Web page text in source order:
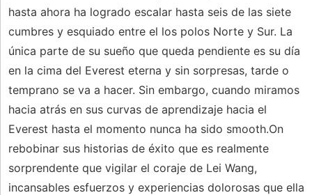
hasta ahora ha logrado escalar hasta seis de las siete
cumbres y esquiado entre el los polos Norte y Sur. La
única parte de su sueño que queda pendiente es su día
en la cima del Everest eterna y sin sorpresas, tarde o
temprano se va a hacer. Sin embargo, cuando miramos
hacia atrás en sus curvas de aprendizaje hacia el
Everest hasta el momento nunca ha sido smooth.On
rebobinar sus historias de éxito que es realmente
sorprendente que vigilar el coraje de Lei Wang,
incansables esfuerzos y experiencias dolorosas que ella